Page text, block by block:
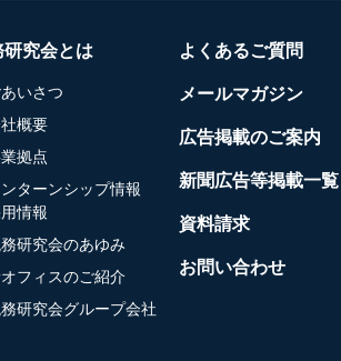
研究会とは
いさつ
概要
拠点
ターンシップ情報
情報
研究会のあゆみ
フィスのご紹介
研究会グループ会社
よくあるご質問
メールマガジン
広告掲載のご案内
新聞広告等掲載一覧
資料請求
お問い合わせ